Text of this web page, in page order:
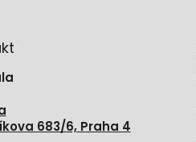
683/6, Praha 4